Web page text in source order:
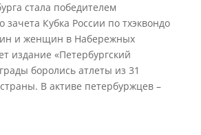
стала победителем
Кубка России по тхэквондо
и женщин в Набережных
издание «Петербургский
боролись атлеты из 31
В активе петербуржцев –